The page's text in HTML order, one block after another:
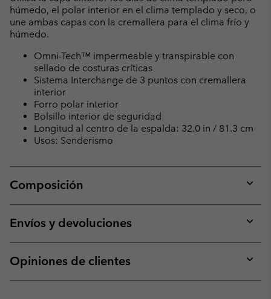
húmedo, el polar interior en el clima templado y seco, o
une ambas capas con la cremallera para el clima frío y
húmedo.
Omni-Tech™ impermeable y transpirable con
sellado de costuras críticas
Sistema Interchange de 3 puntos con cremallera
interior
Forro polar interior
Bolsillo interior de seguridad
Longitud al centro de la espalda: 32.0 in / 81.3 cm
Usos: Senderismo
Composición
or
Envíos y devoluciones
or
Opiniones de clientes
or